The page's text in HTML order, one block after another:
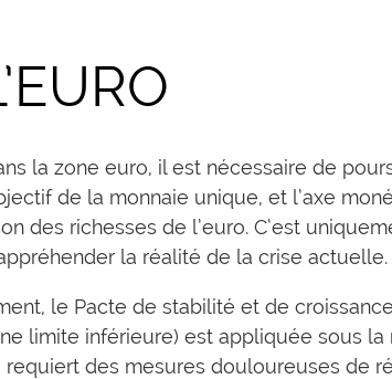
la zone euro, il est nécessaire de
de la monnaie unique, et l’axe
des richesses de l’euro. C’est
la réalité de la crise actuelle.
le Pacte de stabilité et de
limite inférieure) est appliquée sous la
des mesures douloureuses de